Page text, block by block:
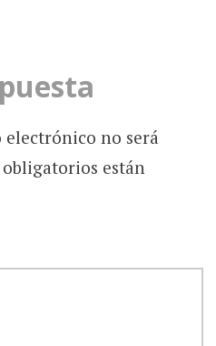
no será
obligatorios están